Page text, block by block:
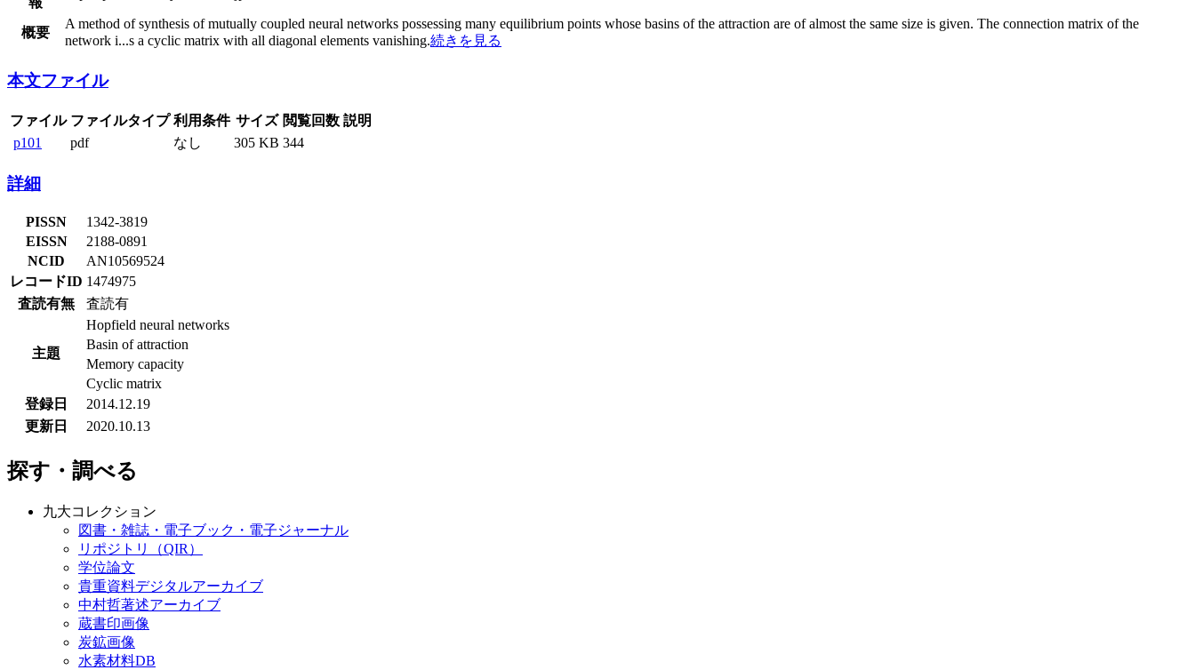
概要
A method of synthesis of mutually coupled neural networks possessing many equilibrium points whose basins of the attraction are of almost the same size is given. The connection matrix of the
network i...s a cyclic matrix with all diagonal elements vanishing.続きを見る
本文ファイル
ファイル ファイルタイプ 利用条件 サイズ 閲覧回数 説明
p101
pdf なし 305 KB 344
詳細
PISSN
1342-3819
EISSN
2188-0891
NCID
AN10569524
レコードID 1474975
査読有無
査読有
主題
Hopfield neural networks
Basin of attraction
Memory capacity
Cyclic matrix
登録日
2014.12.19
更新日
2020.10.13
探す・調べる
九大コレクション
図書・雑誌・電子ブック・電子ジャーナル
リポジトリ（QIR）
学位論文
貴重資料デジタルアーカイブ
中村哲著述アーカイブ
蔵書印画像
炭鉱画像
水素材料DB